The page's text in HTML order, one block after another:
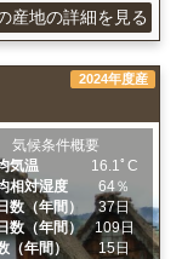
産地の詳細を見る
2024年度産
気候条件概要
気温
16.1ﾟC
相対湿度
64％
数（年間）
37日
数（年間）
109日
（年間）
15日